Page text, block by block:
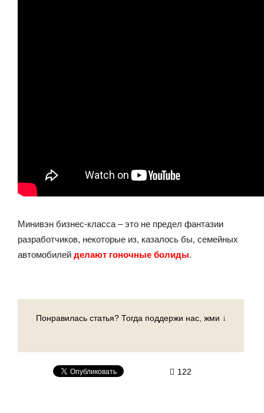
Минивэн бизнес-класса – это не предел фантазии
разработчиков, некоторые из, казалось бы, семейных
автомобилей делают гоночные болиды.
Понравилась статья? Тогда поддержи нас, жми ↓
122